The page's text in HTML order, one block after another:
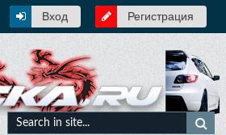
Вход Регистрация